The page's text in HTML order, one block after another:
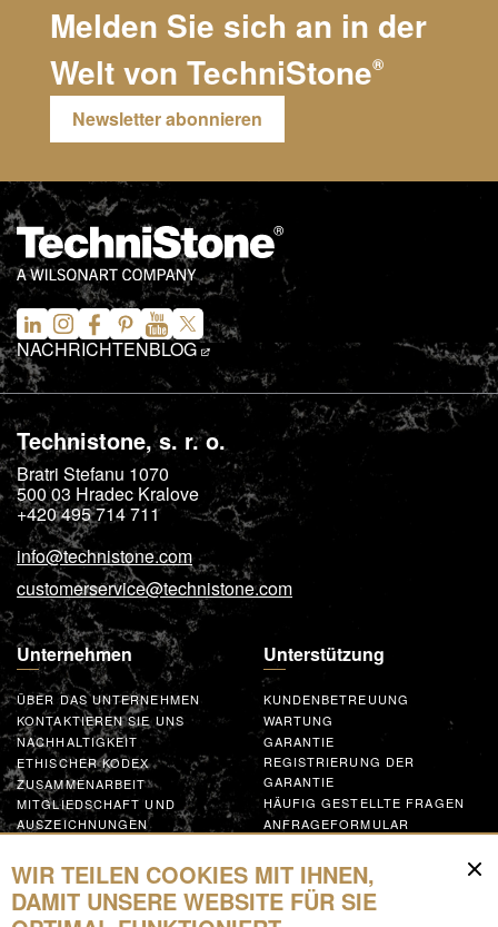
Melden Sie sich an in der
Welt von TechniStone®
Newsletter abonnieren
NACHRICHTENBLOG
Technistone, s. r. o.
Bratri Stefanu 1070
500 03 Hradec Kralove
+420 495 714 711
info@technistone.com
customerservice@technistone.com
Unternehmen
ÜBER DAS UNTERNEHMEN
KONTAKTIEREN SIE UNS
NACHHALTIGKEIT
ETHISCHER KODEX
ZUSAMMENARBEIT
MITGLIEDSCHAFT UND
AUSZEICHNUNGEN
CONDUCT
MACHEN SIE MIT
Unterstützung
KUNDENBETREUUNG
WARTUNG
GARANTIE
REGISTRIERUNG DER
GARANTIE
HÄUFIG GESTELLTE FRAGEN
ANFRAGEFORMULAR
WIR TEILEN COOKIES MIT IHNEN,
DAMIT UNSERE WEBSITE FÜR SIE